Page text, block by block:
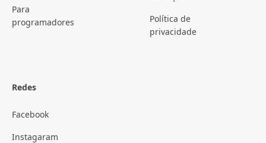
Para
programadores
Política de
privacidade
Redes
Facebook
Instagaram